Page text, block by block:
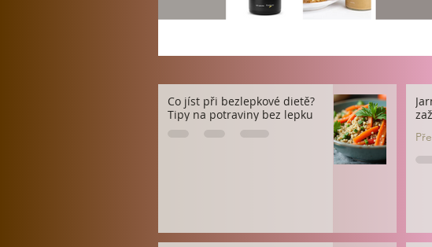
Co jíst při bezlepkové dietě?
Tipy na potraviny bez lepku